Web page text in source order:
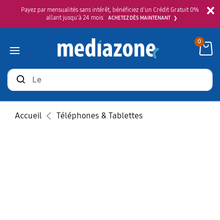
×
Payez par mensualités sans intérêt, bénéficiez d'un Crédit Gratuit 0%
allant jusqu'à 24 mois
ACHETEZ DÈS MAINTENANT
Rechercher
des
produits
0
Accueil Téléphones & Tablettes